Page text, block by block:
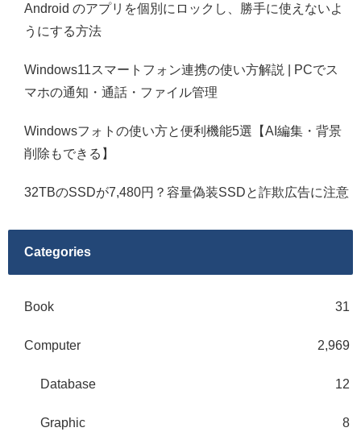
Android のアプリを個別にロックし、勝手に使えないよ
うにする方法
Windows11スマートフォン連携の使い方解説 | PCでス
マホの通知・通話・ファイル管理
Windowsフォトの使い方と便利機能5選【AI編集・背景
削除もできる】
32TBのSSDが7,480円？容量偽装SSDと詐欺広告に注意
Categories
Book 31
Computer 2,969
Database 12
Graphic 8